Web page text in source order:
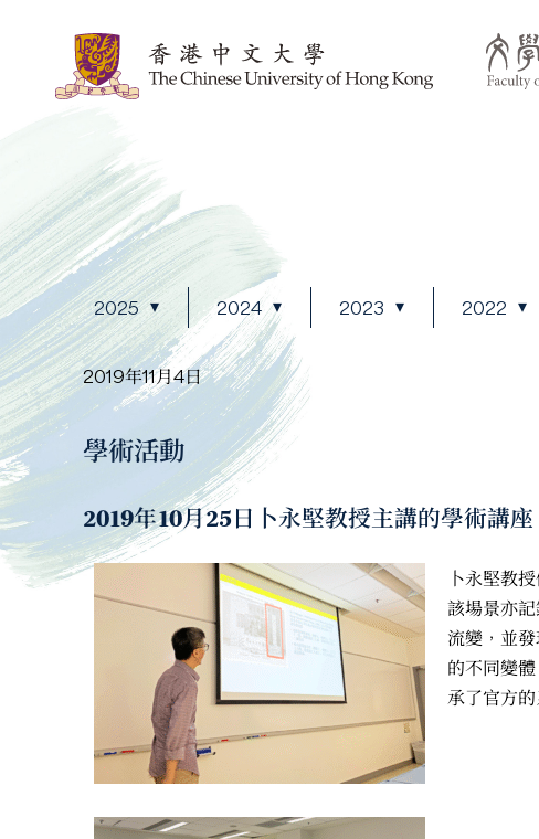
2025 2024 2023 2022
2019年11月4日
學術活動
2019年10月25日卜永堅教授主講的學術講
卜永堅教
該場景亦
流變，並
的不同變
承了官方